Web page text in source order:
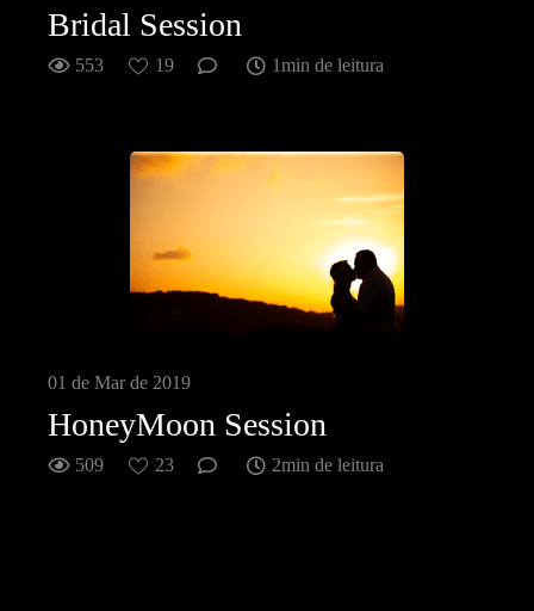
Bridal Session
553 19 1min de leitura
01 de Mar de 2019
HoneyMoon Session
509 23 2min de leitura